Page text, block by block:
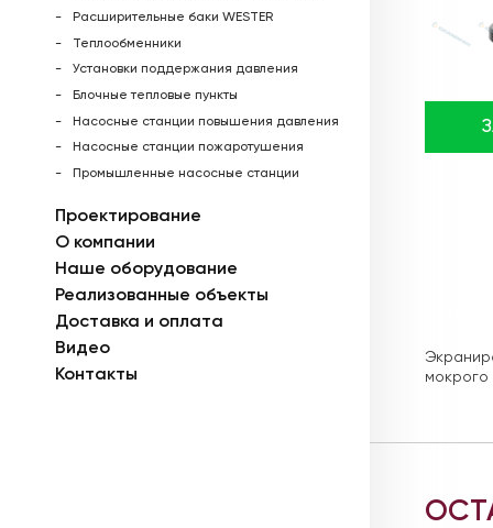
Расширительные баки WESTER
Теплообменники
Установки поддержания давления
Блочные тепловые пункты
Насосные станции повышения давления
Насосные станции пожаротушения
Промышленные насосные станции
Проектирование
О компании
Наше оборудование
Реализованные объекты
Доставка и оплата
Видео
Контакты
мокрого